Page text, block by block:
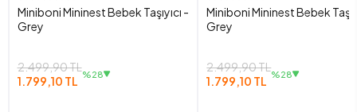
Miniboni Mininest Bebek Taşıyıcı -
Grey
2.499,90 TL
1.799,10 TL %28
Miniboni Mininest Bebek
Grey
2.499,90 TL
1.799,10 TL %28